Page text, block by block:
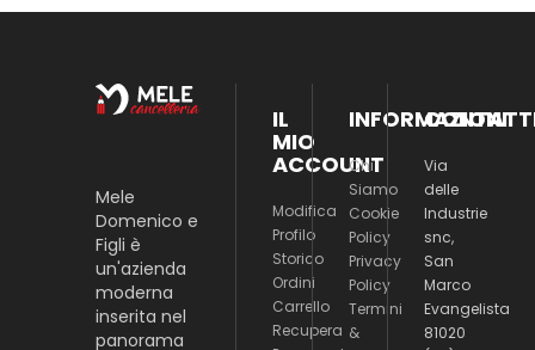
Mele
Domenico e
Figli è
un'azienda
moderna
inserita nel
panorama
IL
MIO
ACCOUNT
Modifica
Profilo
Storico
Ordini
Carrello
Recupera
INFORMAZIONI
Chi
Siamo
Cookie
Policy
Privacy
Policy
Termini
&
Via
delle
Industrie
snc,
San
Marco
Evangelista
81020